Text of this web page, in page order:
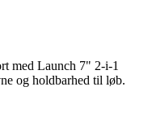
med Launch 7" 2-i-1
og holdbarhed til løb.